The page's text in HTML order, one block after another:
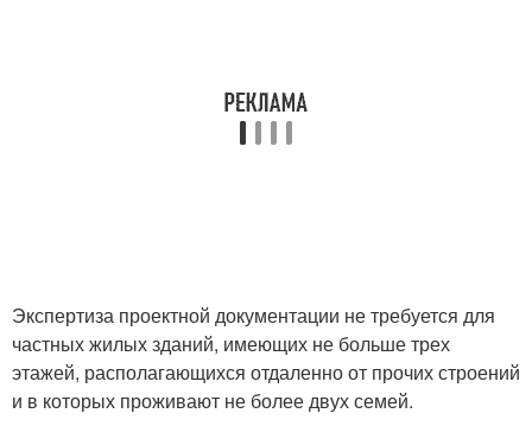
Экспертиза проектной документации не требуется для
частных жилых зданий, имеющих не больше трех
этажей, располагающихся отдаленно от прочих строений
и в которых проживают не более двух семей.